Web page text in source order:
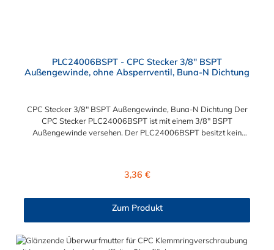
PLC24006BSPT - CPC Stecker 3/8" BSPT
Außengewinde, ohne Absperrventil, Buna-N Dichtung
CPC Stecker 3/8" BSPT Außengewinde, Buna-N Dichtung Der
CPC Stecker PLC24006BSPT ist mit einem 3/8" BSPT
Außengewinde versehen. Der PLC24006BSPT besitzt kein
diesen Stecker mit allen Kupplungen der PLC-, PLC12- und LC-
Regulärer Preis:
3,36 €
Zum Produkt